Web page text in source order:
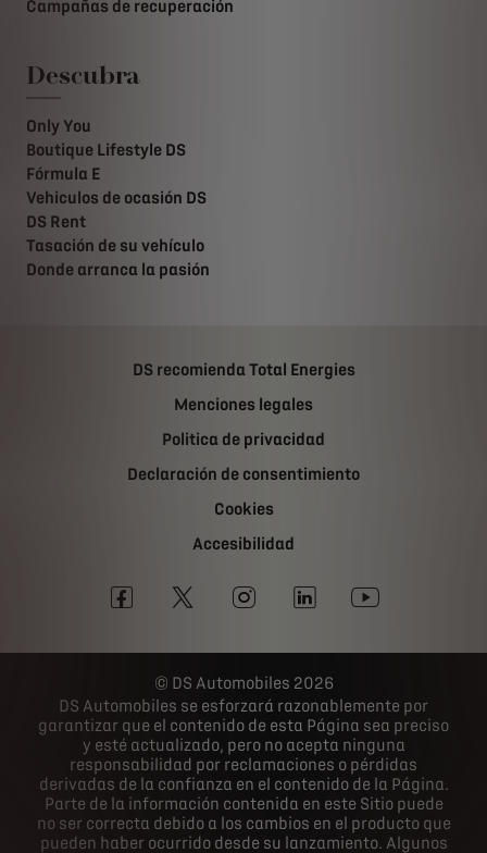
Campañas de recuperación
Descubra
Only You
Boutique Lifestyle DS
Fórmula E
Vehiculos de ocasión DS
DS Rent
Tasación de su vehículo
Donde arranca la pasión
DS recomienda Total Energies
Menciones legales
Politica de privacidad
Declaración de consentimiento
Cookies
Accesibilidad
DS Automobiles 2026
DS Automobiles se esforzará razonablemente por
garantizar que el contenido de esta Página sea preciso
y esté actualizado, pero no acepta ninguna
responsabilidad por reclamaciones o pérdidas
derivadas de la confianza en el contenido de la Página.
Parte de la información contenida en este Sitio puede
no ser correcta debido a los cambios en el producto que
pueden haber ocurrido desde su lanzamiento. Algunos